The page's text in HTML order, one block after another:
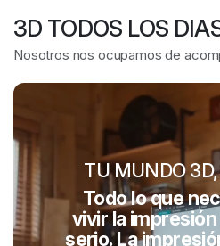
3D TODOS LOS
Nosotros nos ocupamos de
TU MUNDO
Todo lo que
vivir la impresión
serio. La